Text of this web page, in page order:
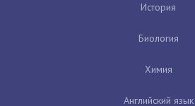
История
Биология
Химия
Английский язык